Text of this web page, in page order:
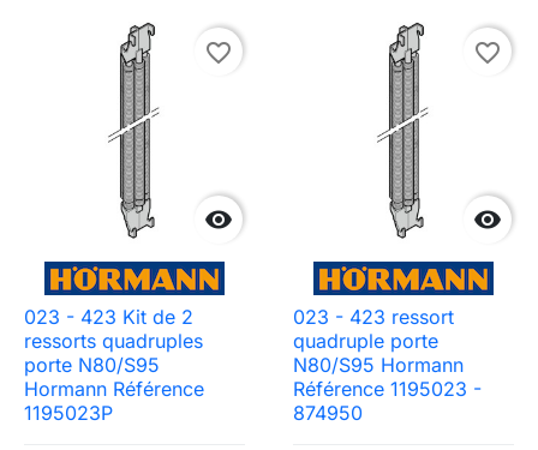

favorite_border
023 - 423 Kit de 2
ressorts quadruples
porte N80/S95
Hormann Référence
1195023P

favorite_border
023 - 423 ressort
quadruple porte
N80/S95 Hormann
Référence 1195023 -
874950